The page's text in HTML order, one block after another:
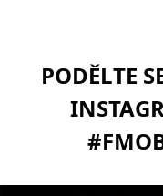
PODĚLTE